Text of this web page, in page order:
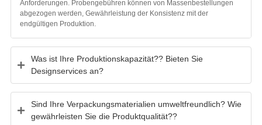
Anforderungen. Probengebühren können von Massenbestellungen
abgezogen werden, Gewährleistung der Konsistenz mit der
Was ist Ihre Produktionskapazität?? Bieten Sie
Sind Ihre Verpackungsmaterialien umweltfreundlich? Wie